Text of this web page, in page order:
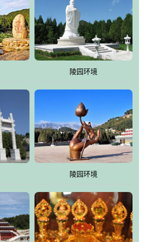
结合旅游参观构成其主要使用功能；以苍
景观构成其外部形象。通过墓园建设与造
，建成一处特色鲜明、服务周全、环境优
边文物古迹交相呼应的极具吸引力的花园
亩，目前完成投资近12亿元人民币，园区采
世界文化遗产地清东陵的和谐统一，在园
景区建设的有机融合，充分发挥独一无二
术园林，建设旅游景观、寺庙、酒店等综
经营，使企业的多元化经营项目相互依
覆盖率达90%。
陵园环境
陵园环境